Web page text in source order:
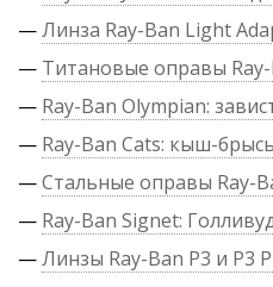
—Линза Ray-Ban Light
— Титановые оправы
— Ray-Ban Olympian:
— Ray-Ban Cats: кыш-
—Стальные оправы Ray-
— Ray-Ban Signet:
—Линзы Ray-Ban P3 и P3